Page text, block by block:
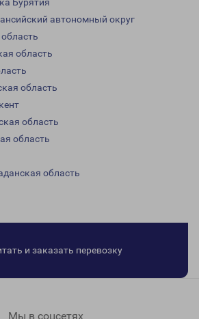
Бурятия
автономный округ
область
область
область
область
область
и заказать перевозку
Мы в соцсетях